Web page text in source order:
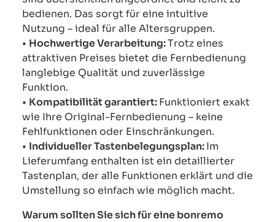
bedienen. Das sorgt für eine intuitive
Nutzung – ideal für alle Altersgruppen.
• Hochwertige Verarbeitung:Trotz eines
attraktiven Preises bietet die Fernbedienung
langlebige Qualität und zuverlässige
Funktion.
• Kompatibilität garantiert:Funktioniert exakt
wie Ihre Original-Fernbedienung – keine
Fehlfunktionen oder Einschränkungen.
• Individueller Tastenbelegungsplan:Im
Lieferumfang enthalten ist ein detaillierter
Tastenplan, der alle Funktionen erklärt und die
Umstellung so einfach wie möglich macht.
Warum sollten Sie sich für eine bonremo